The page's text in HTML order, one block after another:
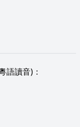
語讀音)：